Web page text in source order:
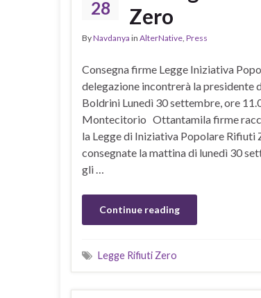
28
Zero
ByNavdanya in AlterNative, Press
Consegna firme Legge Iniziativa
delegazione incontrerà la presidente
Boldrini Lunedì 30 settembre, ore
Montecitorio Ottantamila firme
la Legge di Iniziativa Popolare Rifiuti
consegnate la mattina di lunedì 30
gli …
Continue reading
Legge Rifiuti Zero